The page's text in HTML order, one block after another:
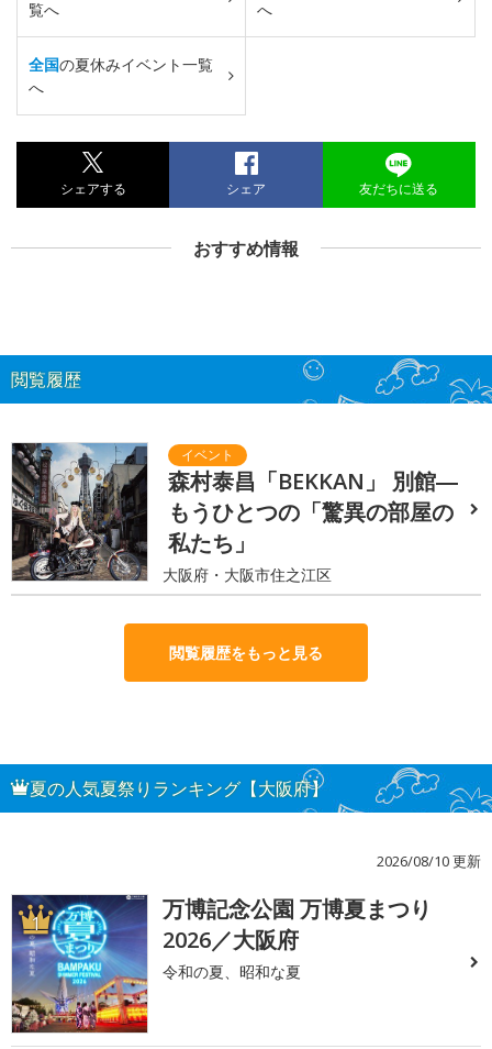
覧へ へ
全国の夏休みイベント一覧
へ
シェアする シェア 友だちに送る
おすすめ情報
閲覧履歴
森村泰昌「BEKKAN」 別館―
もうひとつの「驚異の部屋の
私たち」
大阪府・大阪市住之江区
閲覧履歴をもっと見る
夏の人気夏祭りランキング【大阪府】
2026/08/10 更新
1
万博記念公園 万博夏まつり
2026／大阪府
令和の夏、昭和な夏